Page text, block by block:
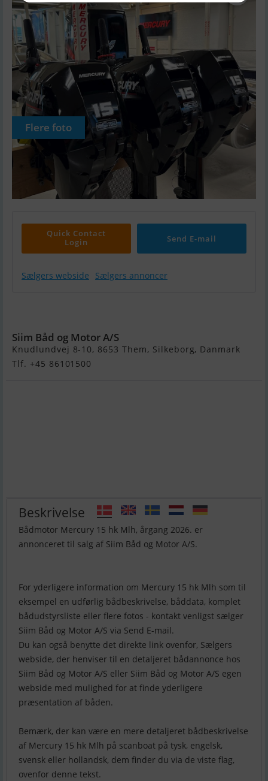
Flere foto
Quick Contact
Login
Send E-mail
Sælgers webside Sælgers annoncer
Siim Båd og Motor A/S
Knudlundvej 8-10, 8653 Them, Silkeborg, Danmark
Tlf. +45 86101500
Beskrivelse
Bådmotor Mercury 15 hk Mlh, årgang 2026. er
annonceret til salg af Siim Båd og Motor A/S.
For yderligere information om Mercury 15 hk Mlh som til
eksempel en udførlig bådbeskrivelse, båddata, komplet
bådudstyrsliste eller flere fotos - kontakt venligst sælger
Siim Båd og Motor A/S via Send E-mail.
Du kan også benytte det direkte link ovenfor, Sælgers
webside, der henviser til en detaljeret bådannonce hos
Siim Båd og Motor A/S eller Siim Båd og Motor A/S egen
webside med mulighed for at finde yderligere
præsentation af båden.
Bemærk, der kan være en mere detaljeret bådbeskrivelse
af Mercury 15 hk Mlh på scanboat på tysk, engelsk,
svensk eller hollandsk, dem finder du via de viste flag,
ovenfor denne tekst.